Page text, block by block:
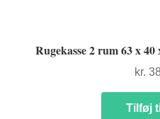
Rugekasse 2 rum 63 x
kr.
Tilføj